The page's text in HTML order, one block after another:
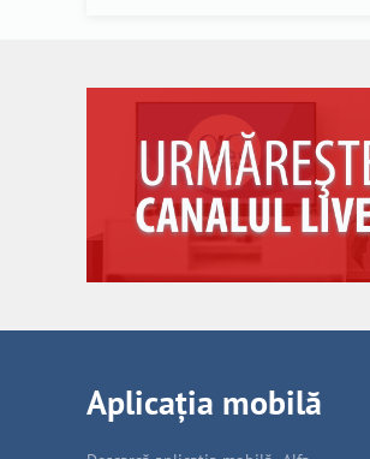
Aplicația mobilă